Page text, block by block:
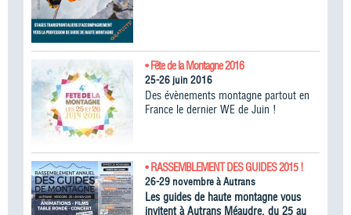
• Fête de la Montagne 2016
25-26 juin 2016
Des évènements montagne partout en
France le dernier WE de Juin !
• RASSEMBLEMENT DES GUIDES 2015 !
26-29 novembre à Autrans
Les guides de haute montagne vous
invitent à Autrans Méaudre, du 25 au